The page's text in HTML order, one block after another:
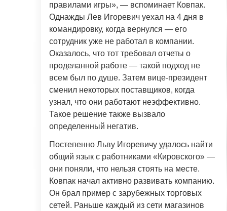
правилами игры», — вспоминает Ковпак.
Однажды Лев Игоревич уехал на 4 дня в
командировку, когда вернулся — его
сотрудник уже не работал в компании.
Оказалось, что тот требовал отчеты о
проделанной работе — такой подход не
всем был по душе. Затем вице-президент
сменил некоторых поставщиков, когда
узнал, что они работают неэффективно.
Такое решение также вызвало
определенный негатив.
Постепенно Льву Игоревичу удалось найти
общий язык с работниками «Кировского» —
они поняли, что нельзя стоять на месте.
Ковпак начал активно развивать компанию.
Он брал пример с зарубежных торговых
сетей. Раньше каждый из сети магазинов